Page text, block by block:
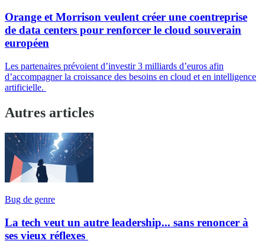
Orange et Morrison veulent créer une coentreprise
de data centers pour renforcer le cloud souverain
européen
Les partenaires prévoient d’investir 3 milliards d’euros afin
d’accompagner la croissance des besoins en cloud et en intelligence
artificielle.
Autres articles
Bug de genre
La tech veut un autre leadership... sans renoncer à
ses vieux réflexes